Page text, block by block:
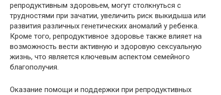
репродуктивным здоровьем, могут столкнуться с
трудностями при зачатии, увеличить риск выкидыша или
развития различных генетических аномалий у ребенка.
Кроме того, репродуктивное здоровье также влияет на
возможность вести активную и здоровую сексуальную
жизнь, что является ключевым аспектом семейного
благополучия.
Оказание помощи и поддержки при репродуктивных